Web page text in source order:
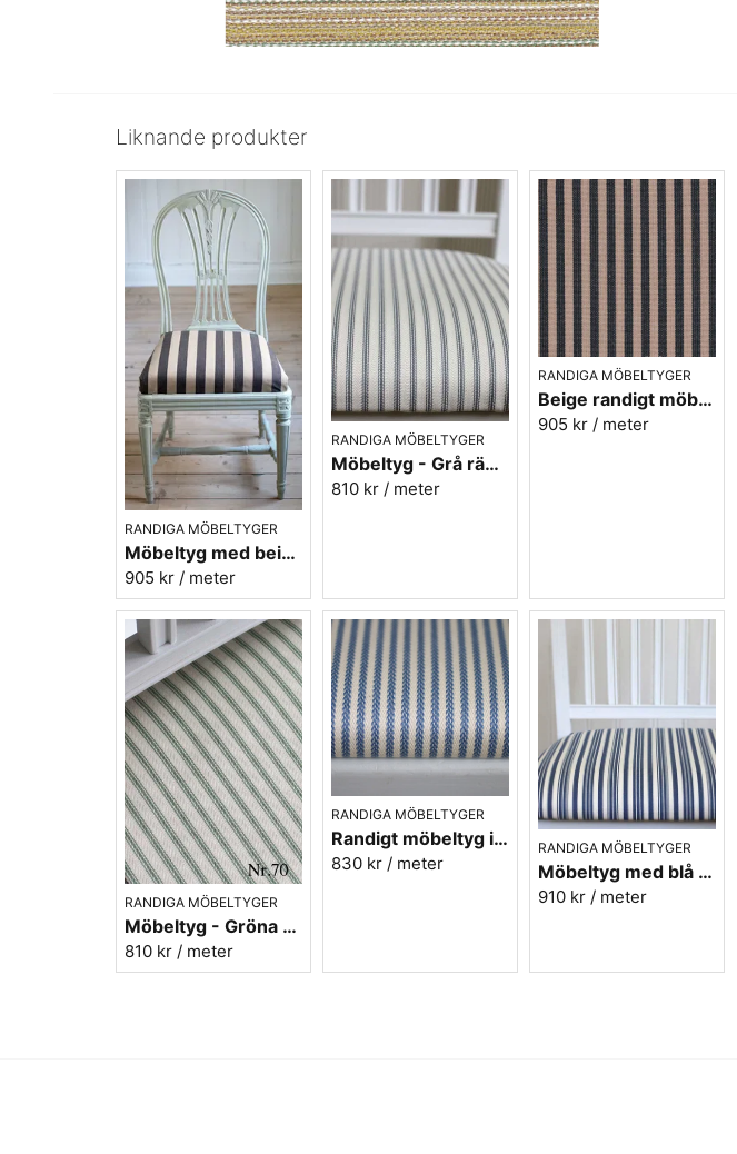
Liknande produkter
RANDIGA MÖBELTYGER
Möbeltyg med beige/svarta ränder - Stor rand nr.591
905 kr / meter
RANDIGA MÖBELTYGER
Möbeltyg - Grå ränder - Ellinor nr.90
810 kr / meter
RANDIGA MÖBELTYGER
Beige randigt möbeltyg - Lill rand nr.391
905 kr / meter
RANDIGA MÖBELTYGER
Möbeltyg - Gröna ränder - Ellinor nr.70
810 kr / meter
RANDIGA MÖBELTYGER
Randigt möbeltyg i blått - Sofia Rand nr.50
830 kr / meter
RANDIGA MÖBELTYGER
Möbeltyg med blå ränder i eko-bomull - Fredrika nr.50
910 kr / meter